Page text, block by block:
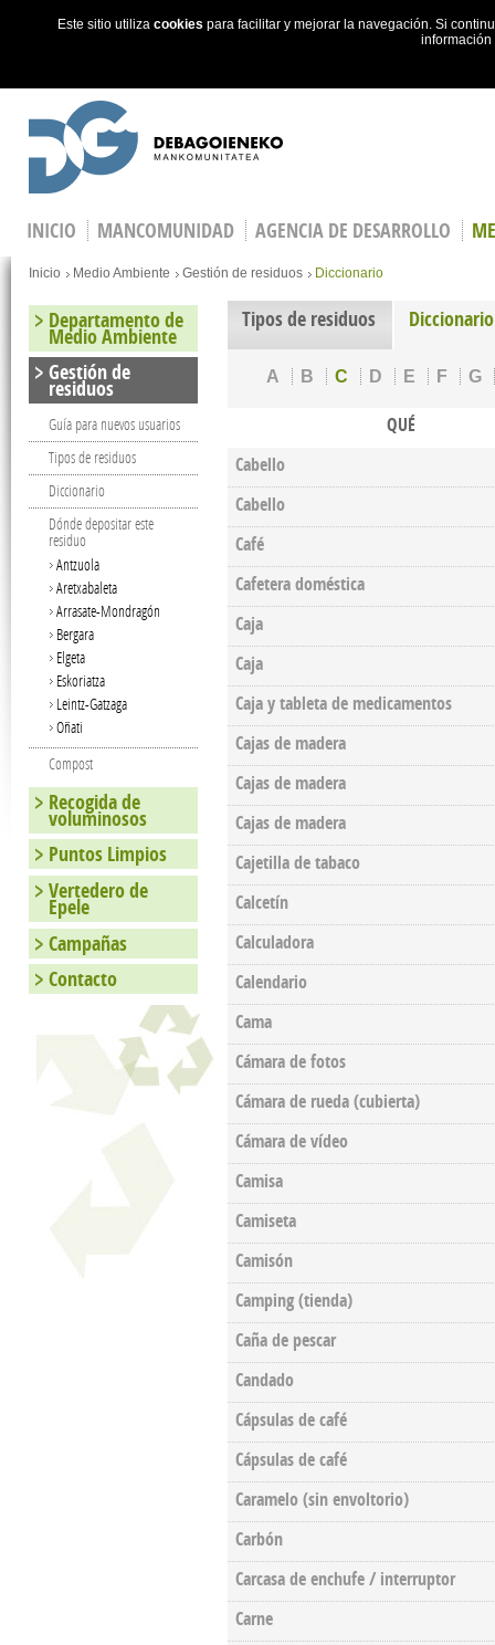
Este sitio utiliza cookies para facilitar y mejorar la navegación. Si
INICIO MANCOMUNIDAD AGENCIA DE DESARROLLO
You are here
Inicio Medio Ambiente Gestión de residuos Diccionario
Tipos de residuos Diccionario
A B C D E F G
QUÉ
Cabello
Cabello
Café
Cafetera doméstica
Caja
Caja
Caja y tableta de medicamentos
Cajas de madera
Cajas de madera
Cajas de madera
Cajetilla de tabaco
Calcetín
Calculadora
Calendario
Cama
Cámara de fotos
Cámara de rueda (cubierta)
Cámara de vídeo
Camisa
Camiseta
Camisón
Camping (tienda)
Caña de pescar
Candado
Cápsulas de café
Cápsulas de café
Caramelo (sin envoltorio)
Carbón
Carcasa de enchufe / interruptor
Carne
Departamento de
Medio Ambiente
Gestión de
residuos
Guía para nuevos usuarios
Tipos de residuos
Diccionario
Dónde depositar este
residuo
Antzuola
Aretxabaleta
Arrasate-Mondragón
Bergara
Elgeta
Eskoriatza
Leintz-Gatzaga
Oñati
Compost
Recogida de
voluminosos
Puntos Limpios
Vertedero de
Epele
Campañas
Contacto